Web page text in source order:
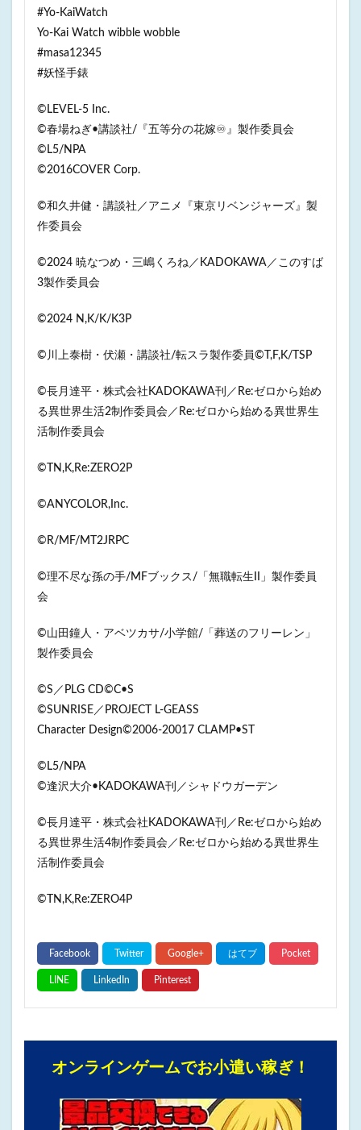
#Yo-KaiWatch
Yo-Kai Watch wibble wobble
#masa12345
#妖怪手錶
©LEVEL-5 Inc.
©春場ねぎ•講談社/『五等分の花嫁♾』製作委員会
©L5/NPA
©2016COVER Corp.
©和久井健・講談社／アニメ『東京リベンジャーズ』製
作委員会
©2024 暁なつめ・三嶋くろね／KADOKAWA／このすば
3製作委員会
©️2024 N,K/K/K3P
©️川上泰樹・伏瀬・講談社/転スラ製作委員©️T,F,K/TSP
©長月達平・株式会社KADOKAWA刊／Re:ゼロから始め
る異世界生活2制作委員会／Re:ゼロから始める異世界生
活制作委員会
©️TN,K,Re:ZERO2P
©ANYCOLOR,Inc.
©R/MF/MT2JRPC
©理不尽な孫の手/MFブックス/「無職転生II」製作委員
会
©山田鐘人・アベツカサ/小学館/「葬送のフリーレン」
製作委員会
©️S／PLG CD©️C•S
©️SUNRISE／PROJECT L-GEASS
Character Design©️2006-20017 CLAMP•ST
©L5/NPA
©逢沢大介•KADOKAWA刊／シャドウガーデン
©長月達平・株式会社KADOKAWA刊／Re:ゼロから始め
る異世界生活4制作委員会／Re:ゼロから始める異世界生
活制作委員会
©️TN,K,Re:ZERO4P
オンラインゲームでお小遣い稼ぎ！